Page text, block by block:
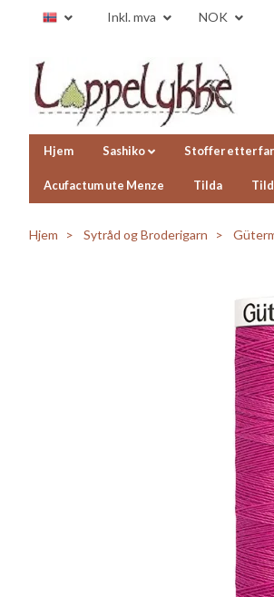
Inkl. mva NOK
Hjem Sashiko Stoffer etter
Acufactum ute Menze Tilda
Hjem Sytråd og Broderigarn